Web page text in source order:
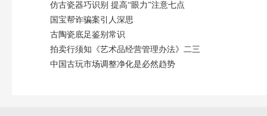
仿古瓷器巧识别 提高“眼力”注意七点
国宝帮诈骗案引人深思
古陶瓷底足鉴别常识
拍卖行须知《艺术品经营管理办法》二三
中国古玩市场调整净化是必然趋势